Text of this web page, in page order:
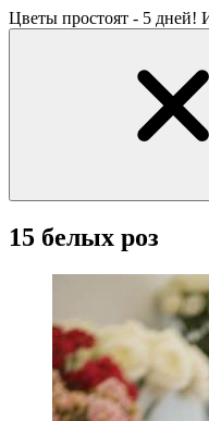
Цветы простоят - 5 дней!
15 белых роз